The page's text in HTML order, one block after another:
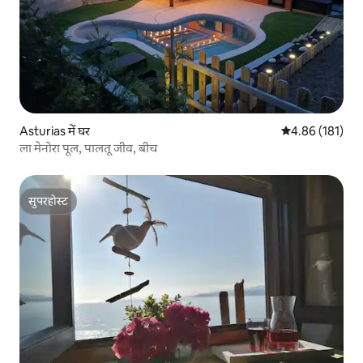
Asturias में घर औसत रेटिंग 5 में से
4.86 (181)
ला मेनोरा पूल, पालतू जीव, बीच
सुपरहोस्ट
सुपरहोस्ट